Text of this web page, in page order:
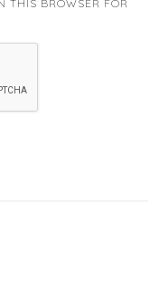
THIS BROWSER FOR